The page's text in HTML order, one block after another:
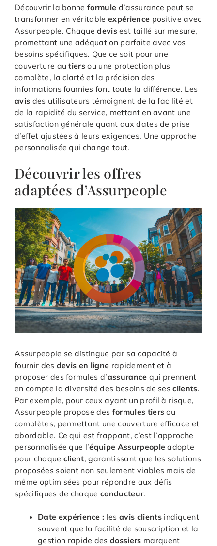
Découvrir la bonneformule d’assurance peut se
transformer en véritableexpérience positive avec
Assurpeople. Chaquedevis est taillé sur mesure,
promettant une adéquation parfaite avec vos
besoins spécifiques. Que ce soit pour une
couverture autiers ou une protection plus
complète, la clarté et la précision des
informations fournies font toute la différence. Les
avis des utilisateurs témoignent de la facilité et
de la rapidité du service, mettant en avant une
satisfaction générale quant aux dates de prise
d’effet ajustées à leurs exigences. Une approche
personnalisée qui change tout.
Découvrir les offres
adaptées d’Assurpeople
Assurpeople se distingue par sa capacité à
fournir des devis en ligne rapidement et à
proposer des formules d’assurance qui prennent
en compte la diversité des besoins de sesclients.
Par exemple, pour ceux ayant un profil à risque,
Assurpeople propose des formules tiers ou
complètes, permettant une couverture efficace et
abordable. Ce qui est frappant, c’est l’approche
personnalisée que l’équipe Assurpeople adopte
pour chaque client, garantissant que les solutions
proposées soient non seulement viables mais de
même optimisées pour répondre aux défis
spécifiques de chaqueconducteur.
Date expérience : lesavis clientsindiquent
souvent que la facilité de souscription et la
gestion rapide desdossiers marquent